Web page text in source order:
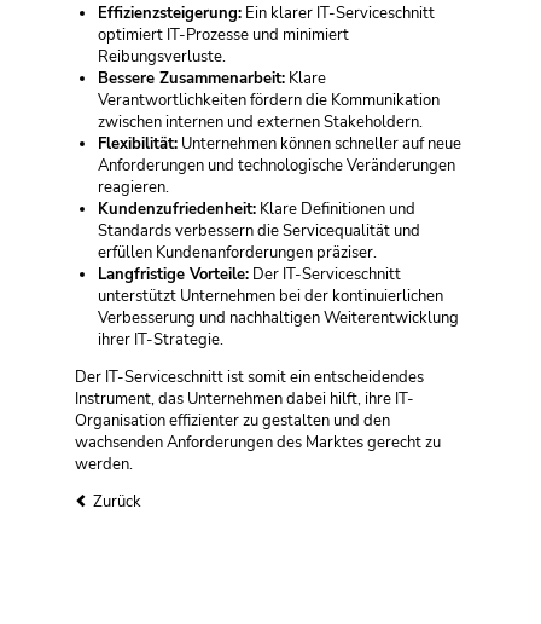
Effizienzsteigerung: Ein klarer IT-Serviceschnitt
optimiert IT-Prozesse und minimiert
Reibungsverluste.
Bessere Zusammenarbeit: Klare
Verantwortlichkeiten fördern die Kommunikation
zwischen internen und externen Stakeholdern.
Flexibilität: Unternehmen können schneller auf neue
Anforderungen und technologische Veränderungen
reagieren.
Kundenzufriedenheit: Klare Definitionen und
Standards verbessern die Servicequalität und
erfüllen Kundenanforderungen präziser.
Langfristige Vorteile: Der IT-Serviceschnitt
unterstützt Unternehmen bei der kontinuierlichen
Verbesserung und nachhaltigen Weiterentwicklung
ihrer IT-Strategie.
Der IT-Serviceschnitt ist somit ein entscheidendes
Instrument, das Unternehmen dabei hilft, ihre IT-
Organisation effizienter zu gestalten und den
wachsenden Anforderungen des Marktes gerecht zu
werden.
Zurück